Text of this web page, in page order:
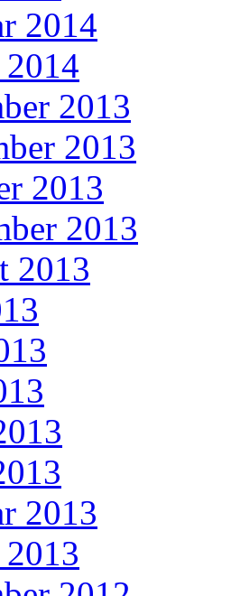
2014
2014
2013
2013
2013
2013
2013
2013
2013